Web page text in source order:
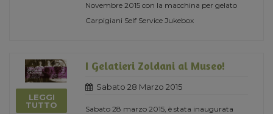
Novembre 2015 con la macchina per gelato
Carpigiani Self Service Jukebox
LEGGI
TUTTO
I Gelatieri Zoldani al Museo!
Sabato 28 Marzo 2015
Sabato 28 marzo 2015, è stata inaugurata